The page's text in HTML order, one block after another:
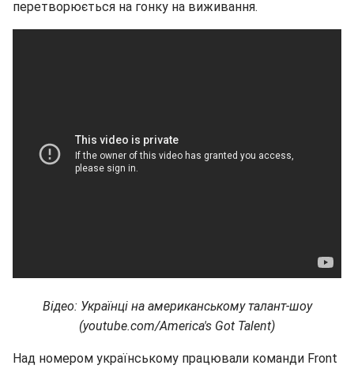
перетворюється на гонку на виживання.
Відео: Українці на американському талант-шоу
(youtube.com/America's Got Talent)
Над номером українському працювали команди Front